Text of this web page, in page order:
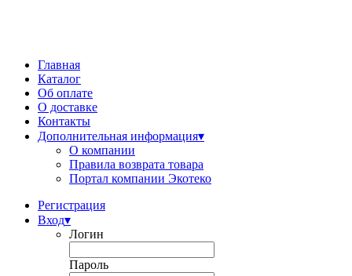
Главная
Каталог
Об оплате
О доставке
Контакты
Дополнительная информация▾
О компании
Правила возврата товара
Портал компании Экотеко
Регистрация
Вход▾
Логин
Пароль